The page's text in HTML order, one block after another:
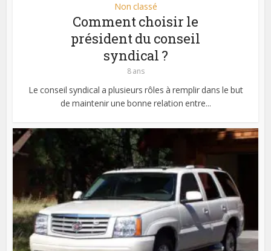
Non classé
Comment choisir le
président du conseil
syndical ?
8 ans
Le conseil syndical a plusieurs rôles à remplir dans le but
de maintenir une bonne relation entre...